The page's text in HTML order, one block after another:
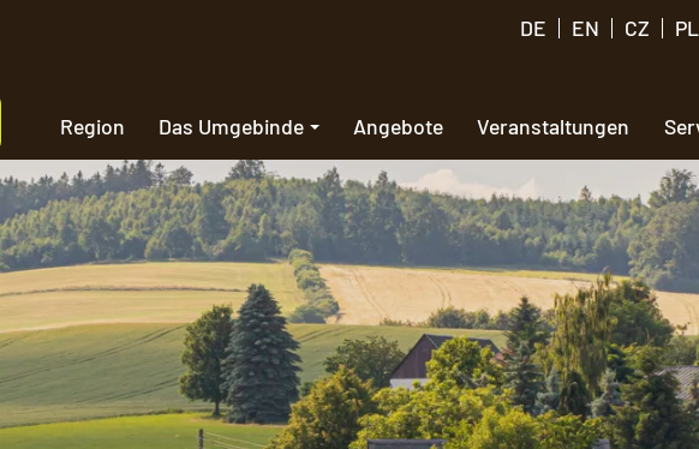
DE EN CZ PL
Region Das Umgebinde Angebote Veranstaltungen